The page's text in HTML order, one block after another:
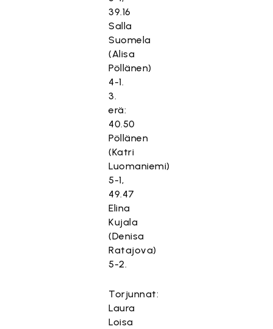
39.16
Salla
Suomela
(Alisa
Pöllänen)
4-1.
3.
erä:
40.50
Pöllänen
(Katri
Luomaniemi)
5-1,
49.47
Elina
Kujala
(Denisa
Ratajova)
5-2.
Torjunnat:
Laura
Loisa